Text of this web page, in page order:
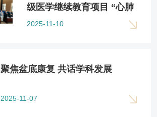
级医学继续教育项目 “心肺
复苏最新进展”学习班顺利
2025-11-10
聚焦盆底康复 共话学科发展
2025-11-07